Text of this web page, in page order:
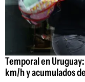
Temporal en
km/h y acumulados